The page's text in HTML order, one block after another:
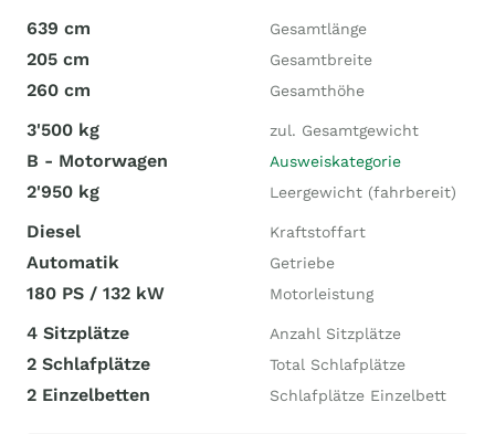
639 cm Gesamtlänge
205 cm Gesamtbreite
260 cm Gesamthöhe
3'500 kg zul. Gesamtgewicht
B - Motorwagen Ausweiskategorie
2'950 kg Leergewicht (fahrbereit)
Diesel Kraftstoffart
Automatik Getriebe
180 PS / 132 kW Motorleistung
4 Sitzplätze Anzahl Sitzplätze
2 Schlafplätze Total Schlafplätze
2 Einzelbetten Schlafplätze Einzelbett